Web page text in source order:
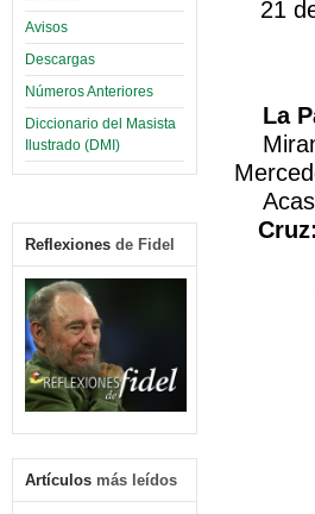
Avisos
Descargas
Números Anteriores
Diccionario del Masista
Ilustrado (DMI)
Reflexiones de Fidel
Artículos más leídos
21
La
Cruz: